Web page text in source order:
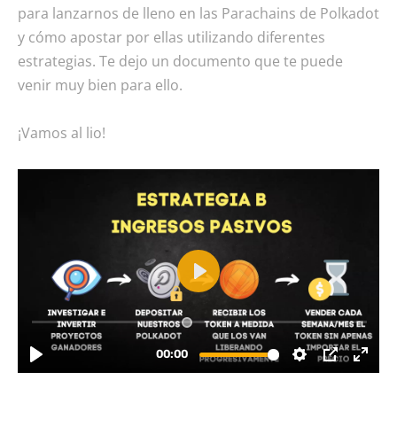
para lanzarnos de lleno en las Parachains de Polkadot
y cómo apostar por ellas utilizando diferentes
estrategias. Te dejo un documento que te puede
venir muy bien para ello.
¡Vamos al lio!